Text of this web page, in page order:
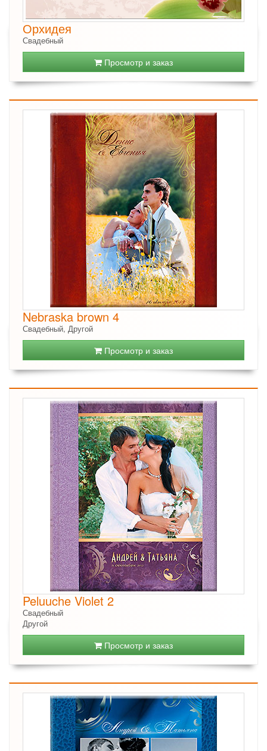
Орхидея
Свадебный
Просмотр и заказ
Nebraska brown 4
Свадебный, Другой
Просмотр и заказ
Peluuche Violet 2
Свадебный
Другой
Просмотр и заказ